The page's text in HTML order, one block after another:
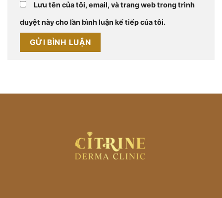
Lưu tên của tôi, email, và trang web trong trình
duyệt này cho lần bình luận kế tiếp của tôi.